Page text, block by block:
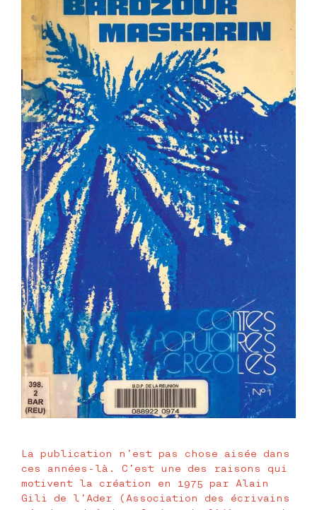
La publication n’est pas chose aisée dans
ces années-là. C’est une des raisons qui
motivent la création en 1975 par Alain
Gili de l’Ader (Association des écrivains